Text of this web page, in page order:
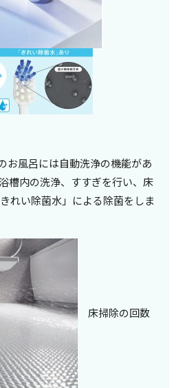
お風呂には自動洗浄の機能があ
槽内の洗浄、すすぎを行い、床
れい除菌水」による除菌をしま
床掃除の回数